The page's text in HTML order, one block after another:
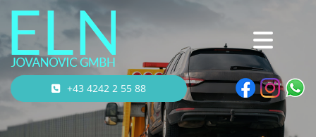
+43 4242 2 55 88